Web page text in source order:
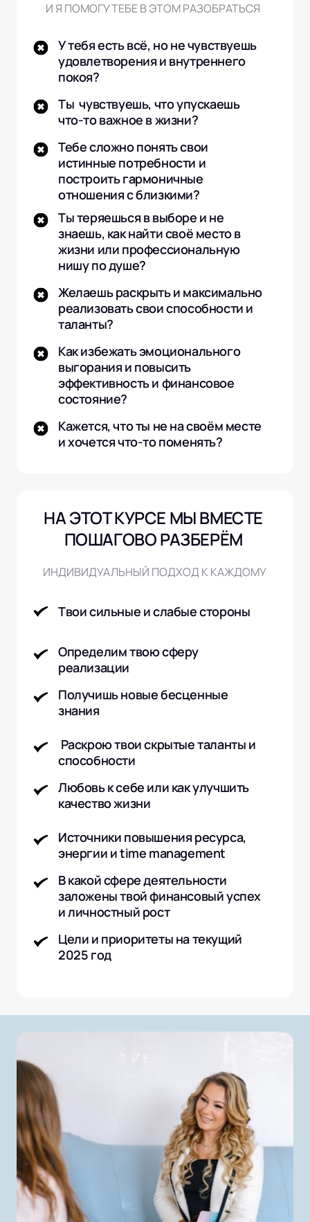
И Я ПОМОГУ ТЕБЕ В ЭТОМ РАЗОБРАТЬСЯ
У тебя есть всё, но не чувствуешь
удовлетворения и внутреннего
покоя?
Ты  чувствуешь, что упускаешь
что-то важное в жизни?
Тебе сложно понять свои
истинные потребности и
построить гармоничные
отношения с близкими?
Ты теряешься в выборе и не
знаешь, как найти своё место в
жизни или профессиональную
нишу по душе?
Желаешь раскрыть и максимально
реализовать свои способности и
таланты?
Как избежать эмоционального
выгорания и повысить
эффективность и финансовое
состояние?
Кажется, что ты не на своём месте
и хочется что-то поменять?
НА ЭТОТ КУРСЕ МЫ ВМЕСТЕ
ПОШАГОВО РАЗБЕРЁМ
ИНДИВИДУАЛЬНЫЙ ПОДХОД К КАЖДОМУ
Твои сильные и слабые стороны
Определим твою сферу
Получишь новые бесценные
знания
Раскрою твои скрытые таланты и
способности
Любовь к себе или как улучшить
Источники повышения ресурса,
энергии и time management
В какой сфере деятельности
заложены твой финансовый успех
и личностный рост
Цели и приоритеты на текущий
2025 год